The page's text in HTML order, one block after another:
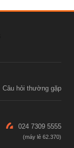
Câu hỏi thường gặp
024 7309 5555